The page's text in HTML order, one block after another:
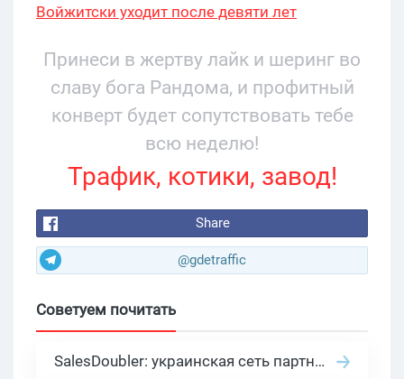
Войжитски уходит после девяти лет
Принеси в жертву лайк и шеринг во
славу бога Рандома, и профитный
конверт будет сопутствовать тебе
всю неделю!
Трафик, котики, завод!
Share
@gdetraffic
Советуем почитать
SalesDoubler: украинская сеть партнерских программ с оплатой за действие